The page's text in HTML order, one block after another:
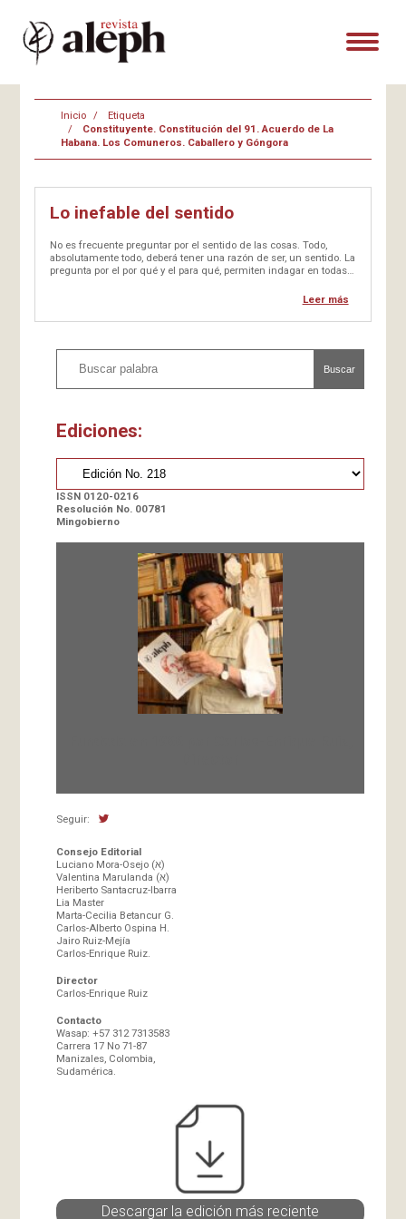
Inicio
Etiqueta
Constituyente. Constitución del 91. Acuerdo de La
Habana. Los Comuneros. Caballero y Góngora
Lo inefable del sentido
No es frecuente preguntar por el sentido de las cosas. Todo,
absolutamente todo, deberá tener una razón de ser, un sentido. La
pregunta por el por qué y el para qué, permiten indagar en todas
Leer más
Buscar
Ediciones:
ISSN 0120-0216
Resolución No. 00781
Mingobierno
Seguir:
Consejo Editorial
Luciano Mora-Osejo (א)
Valentina Marulanda (א)
Heriberto Santacruz-Ibarra
Lia Master
Marta-Cecilia Betancur G.
Carlos-Alberto Ospina H.
Jairo Ruiz-Mejía
Carlos-Enrique Ruiz.
Director
Carlos-Enrique Ruiz
Contacto
Wasap: +57 312 7313583
Carrera 17 No 71-87
Manizales, Colombia,
Sudamérica.
Descargar la edición más reciente